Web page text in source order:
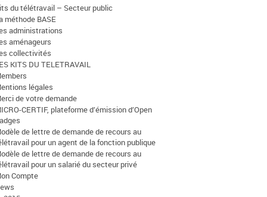
du télétravail – Secteur public
méthode BASE
administrations
aménageurs
collectivités
KITS DU TELETRAVAIL
légales
de votre demande
CERTIF, plateforme d’émission d’Open
de lettre de demande de recours au
pour un agent de la fonction publique
de lettre de demande de recours au
pour un salarié du secteur privé
Compte